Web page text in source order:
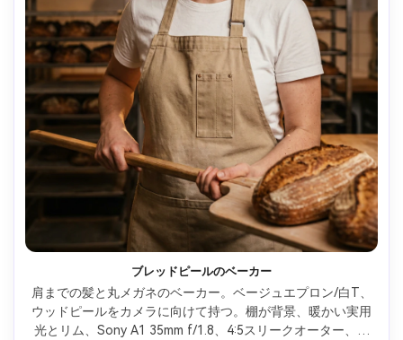
ブレッドピールのベーカー
肩までの髪と丸メガネのベーカー。ベージュエプロン/白T、
ウッドピールをカメラに向けて持つ。棚が背景、暖かい実用
光とリム、Sony A1 35mm f/1.8、4:5スリークオーター、自